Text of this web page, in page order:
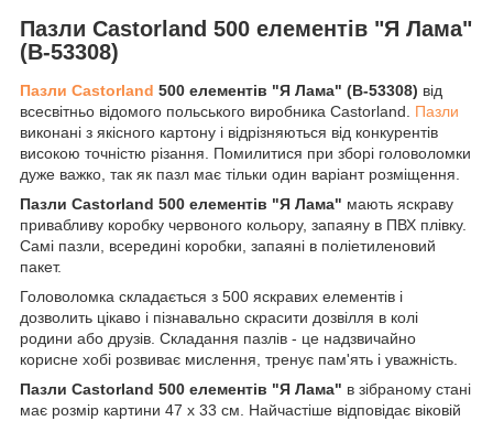
Пазли Castorland 500 елементів "Я Лама"
(B-53308)
Пазли Castorland 500 елементів "Я Лама" (B-53308) від
всесвітньо відомого польського виробника Castorland. Пазли
виконані з якісного картону і відрізняються від конкурентів
високою точністю різання. Помилитися при зборі головоломки
дуже важко, так як пазл має тільки один варіант розміщення.
Пазли Castorland 500 елементів "Я Лама" мають яскраву
привабливу коробку червоного кольору, запаяну в ПВХ плівку.
Самі пазли, всередині коробки, запаяні в поліетиленовий
пакет.
Головоломка складається з 500 яскравих елементів і
дозволить цікаво і пізнавально скрасити дозвілля в колі
родини або друзів. Складання пазлів - це надзвичайно
корисне хобі розвиває мислення, тренує пам'ять і уважність.
Пазли Castorland 500 елементів "Я Лама" в зібраному стані
має розмір картини 47 х 33 см. Найчастіше відповідає віковій